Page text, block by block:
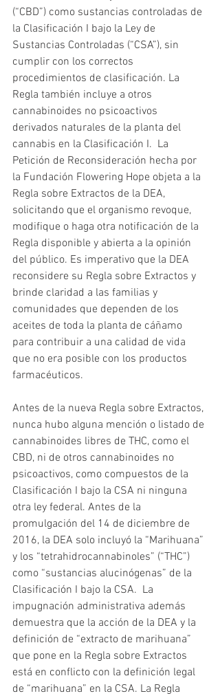
(“CBD”) como sustancias controladas de
la Clasificación I bajo la Ley de
Sustancias Controladas (“CSA”), sin
cumplir con los correctos
procedimientos de clasificación. La
Regla también incluye a otros
cannabinoides no psicoactivos
derivados naturales de la planta del
cannabis en la Clasificación I.  La
Petición de Reconsideración hecha por
la Fundación Flowering Hope objeta a la
Regla sobre Extractos de la DEA,
solicitando que el organismo revoque,
modifique o haga otra notificación de la
Regla disponible y abierta a la opinión
del público. Es imperativo que la DEA
reconsidere su Regla sobre Extractos y
brinde claridad a las familias y
comunidades que dependen de los
aceites de toda la planta de cáñamo
para contribuir a una calidad de vida
que no era posible con los productos
farmacéuticos.
Antes de la nueva Regla sobre Extractos,
nunca hubo alguna mención o listado de
cannabinoides libres de THC, como el
CBD, ni de otros cannabinoides no
psicoactivos, como compuestos de la
Clasificación I bajo la CSA ni ninguna
otra ley federal. Antes de la
promulgación del 14 de diciembre de
2016, la DEA solo incluyó la “Marihuana”
y los “tetrahidrocannabinoles” (“THC”)
como “sustancias alucinógenas” de la
Clasificación I bajo la CSA.  La
impugnación administrativa además
demuestra que la acción de la DEA y la
definición de “extracto de marihuana”
que pone en la Regla sobre Extractos
está en conflicto con la definición legal
de “marihuana” en la CSA. La Regla